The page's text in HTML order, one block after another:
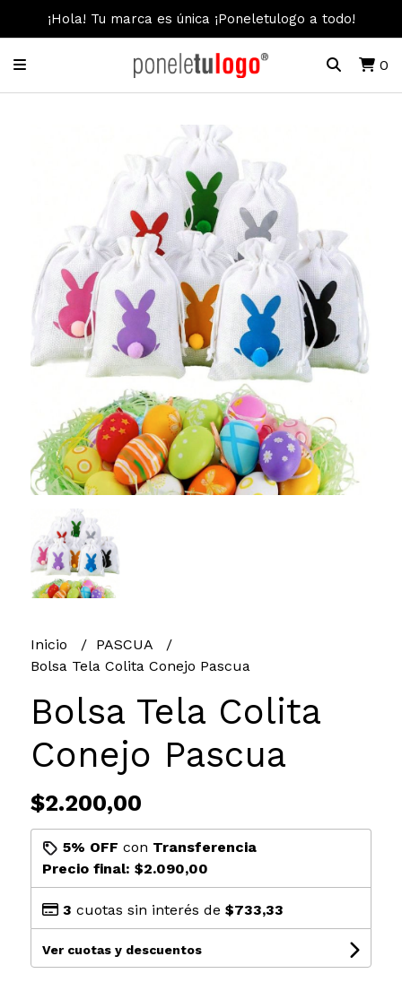
¡Hola! Tu marca es única ¡Poneletulogo a todo!
0
Inicio
PASCUA
Bolsa Tela Colita Conejo Pascua
Bolsa Tela Colita
Conejo Pascua
$2.200,00
5% OFF con Transferencia
Precio final: $2.090,00
3 cuotas sin interés de $733,33
Ver cuotas y descuentos